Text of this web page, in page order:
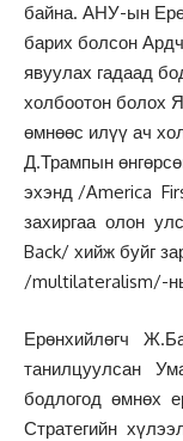
байна. АНУ-ын
барих болсон
явуулах гадаад
холбоотон болох
өмнөөс илүү ач
Д.Трампын
эхэнд /America
захиргаа олон
Back/ хийж буйг
/multilateralism/-
Ерөнхийлөгч
танилцуулсан
бодлогод өмнөх
Стратегийн